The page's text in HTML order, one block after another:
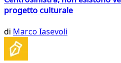
progetto culturale
di Marco Iasevoli